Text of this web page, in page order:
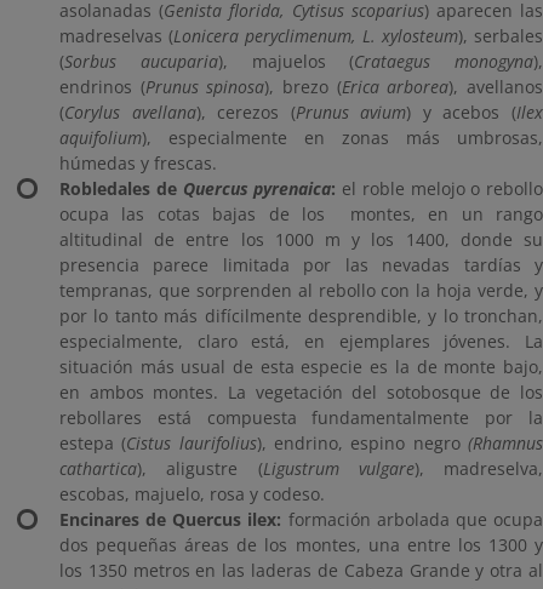
asolanadas (Genista florida, Cytisus scoparius) aparecen las
madreselvas (Lonicera peryclimenum, L. xylosteum), serbales
(Sorbus aucuparia), majuelos (Crataegus monogyna),
endrinos (Prunus spinosa), brezo (Erica arborea), avellanos
(Corylus avellana), cerezos (Prunus avium) y acebos (Ilex
aquifolium), especialmente en zonas más umbrosas,
húmedas y frescas.
Robledales de Quercus pyrenaica: el roble melojo o rebollo
ocupa las cotas bajas de los montes, en un rango
altitudinal de entre los 1000 m y los 1400, donde su
presencia parece limitada por las nevadas tardías y
tempranas, que sorprenden al rebollo con la hoja verde, y
por lo tanto más difícilmente desprendible, y lo tronchan,
especialmente, claro está, en ejemplares jóvenes. La
situación más usual de esta especie es la de monte bajo,
en ambos montes. La vegetación del sotobosque de los
rebollares está compuesta fundamentalmente por la
estepa (Cistus laurifolius), endrino, espino negro(Rhamnus
cathartica), aligustre (Ligustrum vulgare), madreselva,
escobas, majuelo, rosa y codeso.
Encinares de Quercus ilex: formación arbolada que ocupa
dos pequeñas áreas de los montes, una entre los 1300 y
los 1350 metros en las laderas de Cabeza Grande y otra al